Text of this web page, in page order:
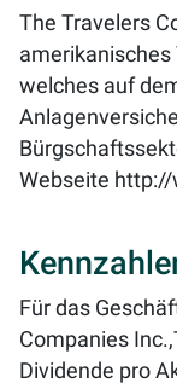
The Travelers
welches auf
Webseite
Für das
Companies
Dividende pro